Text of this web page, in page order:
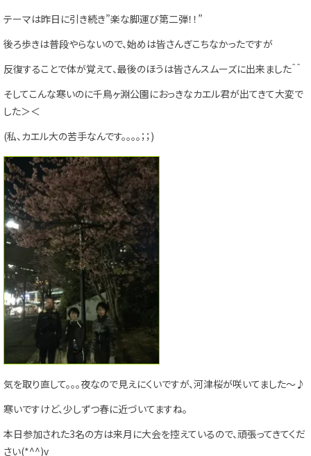
テーマは昨日に引き続き”楽な脚運び第二弾！！”
後ろ歩きは普段やらないので、始めは皆さんぎこちなかったですが
反復することで体が覚えて、最後のほうは皆さんスムーズに出来ました＾＾
そしてこんな寒いのに千鳥ヶ淵公園におっきなカエル君が出てきて大変で
した＞＜
(私、カエル大の苦手なんです。。。。；；)
気を取り直して。。。夜なので見えにくいですが、河津桜が咲いてました～♪
寒いですけど、少しずつ春に近づいてますね。
本日参加された3名の方は来月に大会を控えているので、頑張ってきてくだ
さい(*^^)v